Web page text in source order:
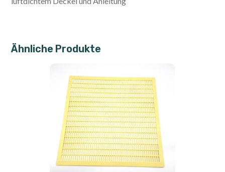
Ähnliche Produkte